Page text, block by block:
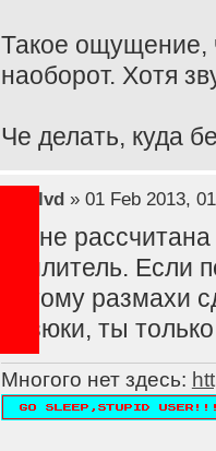
Такое ощущение,
наоборот. Хотя
Че делать, куда
lvd» 01 Feb 2013,
TS не
усилитель. Если
потому размахи
резюки, ты
Многого нет здесь: